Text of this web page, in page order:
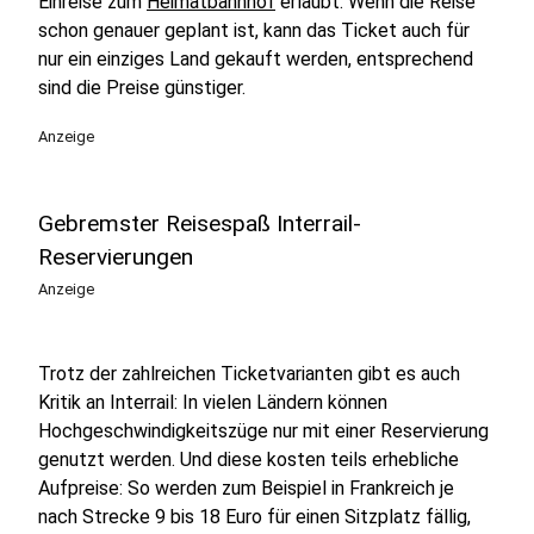
schon genauer geplant ist, kann das Ticket auch für
nur ein einziges Land gekauft werden, entsprechend
sind die Preise günstiger.
Anzeige
Gebremster Reisespaß Interrail-
Reservierungen
Anzeige
Trotz der zahlreichen Ticketvarianten gibt es auch
Kritik an Interrail: In vielen Ländern können
Hochgeschwindigkeitszüge nur mit einer Reservierung
genutzt werden. Und diese kosten teils erhebliche
Aufpreise: So werden zum Beispiel in Frankreich je
nach Strecke 9 bis 18 Euro für einen Sitzplatz fällig,